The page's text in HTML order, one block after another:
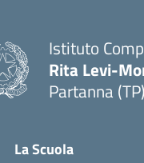
Istituto
Rita Levi-
Partanna (TP)
La Scuola